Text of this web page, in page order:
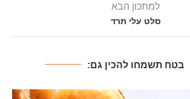
למתכון הבא
סלט עלי תרד
בטח תשמחו להכין גם: